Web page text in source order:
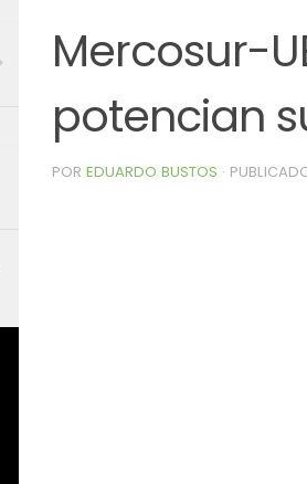
Mercosur-
potencian
POR EDUARDO BUSTOS ·